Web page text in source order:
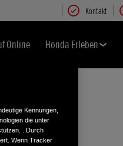
Kontakt
Online Honda Erleben
Kennungen,
die unter
. Durch
Wenn Tracker